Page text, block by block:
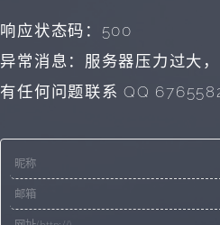
响应状态码：500
异常消息：服务器压力过大，
有任何问题联系 QQ